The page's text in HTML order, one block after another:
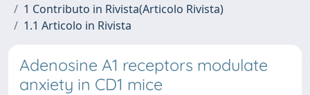
1 Contributo in Rivista(Articolo Rivista)
1.1 Articolo in Rivista
Adenosine A1 receptors modulate
anxiety in CD1 mice